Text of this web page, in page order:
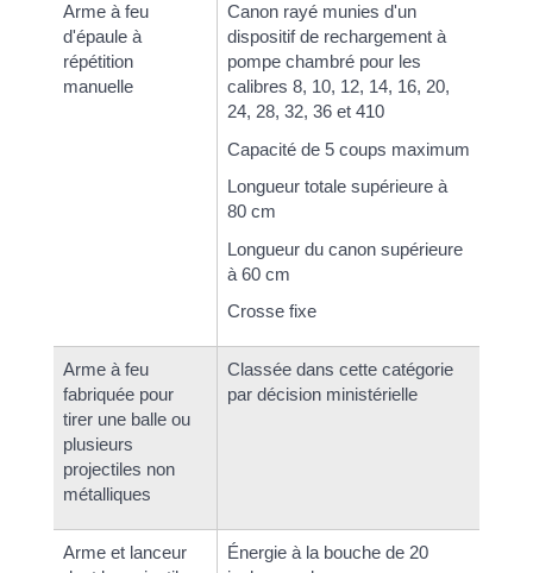
Arme à feu
d'épaule à
répétition
manuelle
Canon rayé munies d'un
dispositif de rechargement à
pompe chambré pour les
calibres 8, 10, 12, 14, 16, 20,
24, 28, 32, 36 et 410
Capacité de 5 coups maximum
Longueur totale supérieure à
80 cm
Longueur du canon supérieure
à 60 cm
Crosse fixe
Arme à feu
fabriquée pour
tirer une balle ou
plusieurs
projectiles non
métalliques
Classée dans cette catégorie
par décision ministérielle
Arme et lanceur
Énergie à la bouche de 20